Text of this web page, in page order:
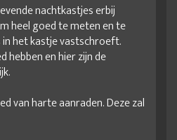
nachtkastjes erbij
heel goed te meten en te
in het kastje vastschroeft.
hebben en hier zijn de
van harte aanraden. Deze zal